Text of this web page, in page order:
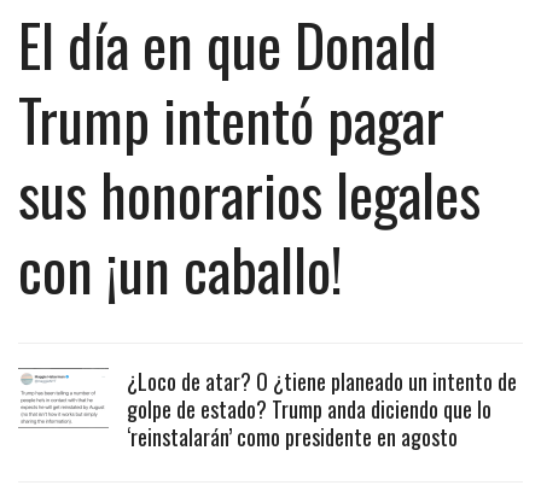
El día en que Donald
Trump intentó pagar
sus honorarios legales
con ¡un caballo!
¿Loco de atar? O ¿tiene planeado un intento de
golpe de estado? Trump anda diciendo que lo
‘reinstalarán’ como presidente en agosto